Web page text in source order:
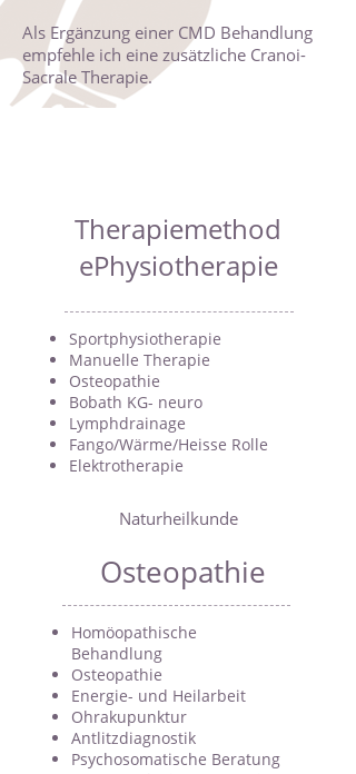
Als Ergänzung einer CMD Behandlung
empfehle ich eine zusätzliche Cranoi-
Sacrale Therapie.
Therapiemethod
ePhysiotherapie
Sportphysiotherapie
Manuelle Therapie
Osteopathie
Bobath KG- neuro
Lymphdrainage
Fango/Wärme/Heisse Rolle
Elektrotherapie
Naturheilkunde
Osteopathie
Homöopathische
Behandlung
Osteopathie
Energie- und Heilarbeit
Ohrakupunktur
Antlitzdiagnostik
Psychosomatische Beratung